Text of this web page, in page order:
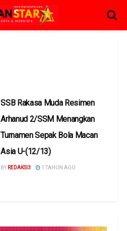
SSB Rakasa Muda Resimen
Arhanud 2/SSM Menangkan
Turnamen Sepak Bola Macan
Asia U-(12/13)
BY REDAKSI3 1 TAHUN AGO